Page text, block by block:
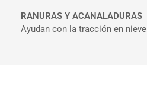
RANURAS Y ACANALADURAS
Ayudan con la tracción en nieve